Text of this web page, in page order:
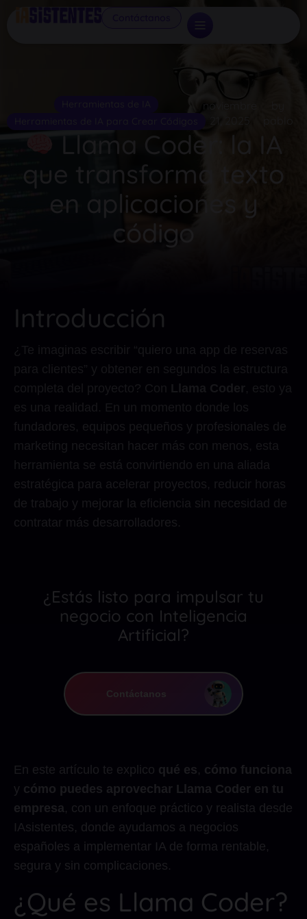
noviembre
Llama Coder: la IA
que transforma texto
en aplicaciones y
código
Introducción
¿Estás listo para impulsar tu
negocio con Inteligencia
Artificial?
Contáctanos
En este artículo te explico qué es, cómo funciona
y cómo puedes aprovechar Llama Coder en tu
empresa, con un enfoque práctico y realista desde
IAsistentes, donde ayudamos a negocios
españoles a implementar IA de forma rentable,
segura y sin complicaciones.
¿Qué es Llama Coder?